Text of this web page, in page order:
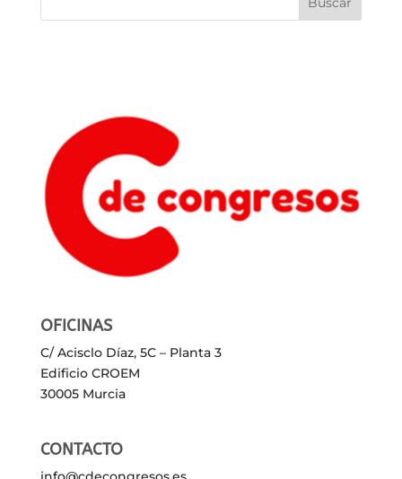
OFICINAS
C/ Acisclo Díaz, 5C – Planta 3
Edificio CROEM
30005 Murcia
CONTACTO